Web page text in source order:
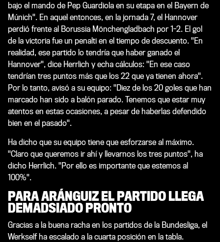
bajo el mando de Pep Guardiola en su etapa en el Bayern de
Múnich". En aquel entonces, en la jornada 7, el Hannover
perdió frente al Borussia Mönchengladbach por 1-2. El gol
de la victoria fue un penalti en el tiempo de descuento. "En
realidad, ese partido lo tendría que haber ganado el
Hannover", dice Herrlich y echa cálculos: "En ese caso
tendrían tres puntos más que los 22 que ya tienen ahora".
Por lo tanto, avisó a su equipo: "Diez de los 20 goles que han
marcado han sido a balón parado. Tenemos que estar muy
atentos en estas ocasiones, a pesar de haberlas defendido
bien en el pasado".
Ha dicho que su equipo tiene que esforzarse al máximo.
"Claro que queremos ir ahí y llevarnos los tres puntos", ha
dicho Herrlich. "Por ello es importante que estemos al
100%".
PARA ARÁNGUIZ EL PARTIDO LLEGA
DEMADSIADO PRONTO
Gracias a la buena racha en los partidos de la Bundesliga, el
Werkself ha escalado a la cuarta posición en la tabla.